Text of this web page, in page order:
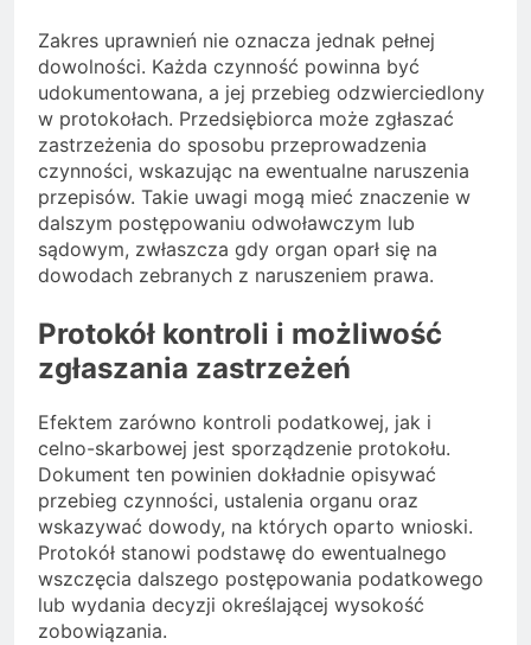
Zakres uprawnień nie oznacza jednak pełnej
dowolności. Każda czynność powinna być
udokumentowana, a jej przebieg odzwierciedlony
w protokołach. Przedsiębiorca może zgłaszać
zastrzeżenia do sposobu przeprowadzenia
czynności, wskazując na ewentualne naruszenia
przepisów. Takie uwagi mogą mieć znaczenie w
dalszym postępowaniu odwoławczym lub
sądowym, zwłaszcza gdy organ oparł się na
dowodach zebranych z naruszeniem prawa.
Protokół kontroli i możliwość
zgłaszania zastrzeżeń
Efektem zarówno kontroli podatkowej, jak i
celno-skarbowej jest sporządzenie protokołu.
Dokument ten powinien dokładnie opisywać
przebieg czynności, ustalenia organu oraz
wskazywać dowody, na których oparto wnioski.
Protokół stanowi podstawę do ewentualnego
wszczęcia dalszego postępowania podatkowego
lub wydania decyzji określającej wysokość
zobowiązania.